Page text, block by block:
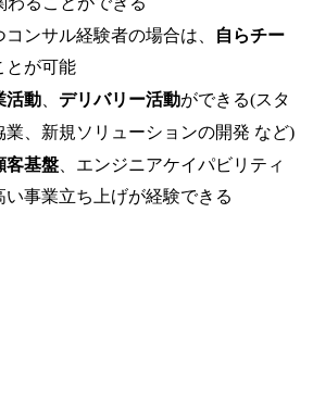
ンサル経験者の場合は、
自らチー
とが可能
活動
デリバリー活動ができる(スタ
業、新規ソリューションの開発 など)
客基盤 、エンジニアケイパビリティ
い事業立ち上げが経験できる